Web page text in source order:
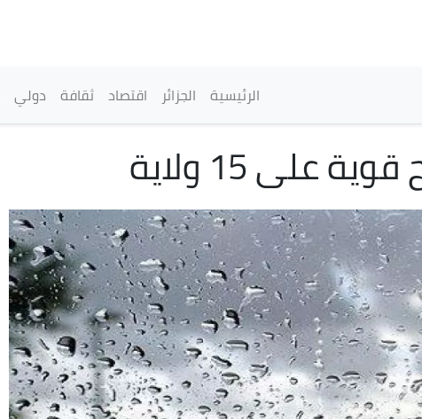
القائمة الرئيسية
الرئيسية الجزائر اقتصاد ثقافة دولي
على 15 ولاية